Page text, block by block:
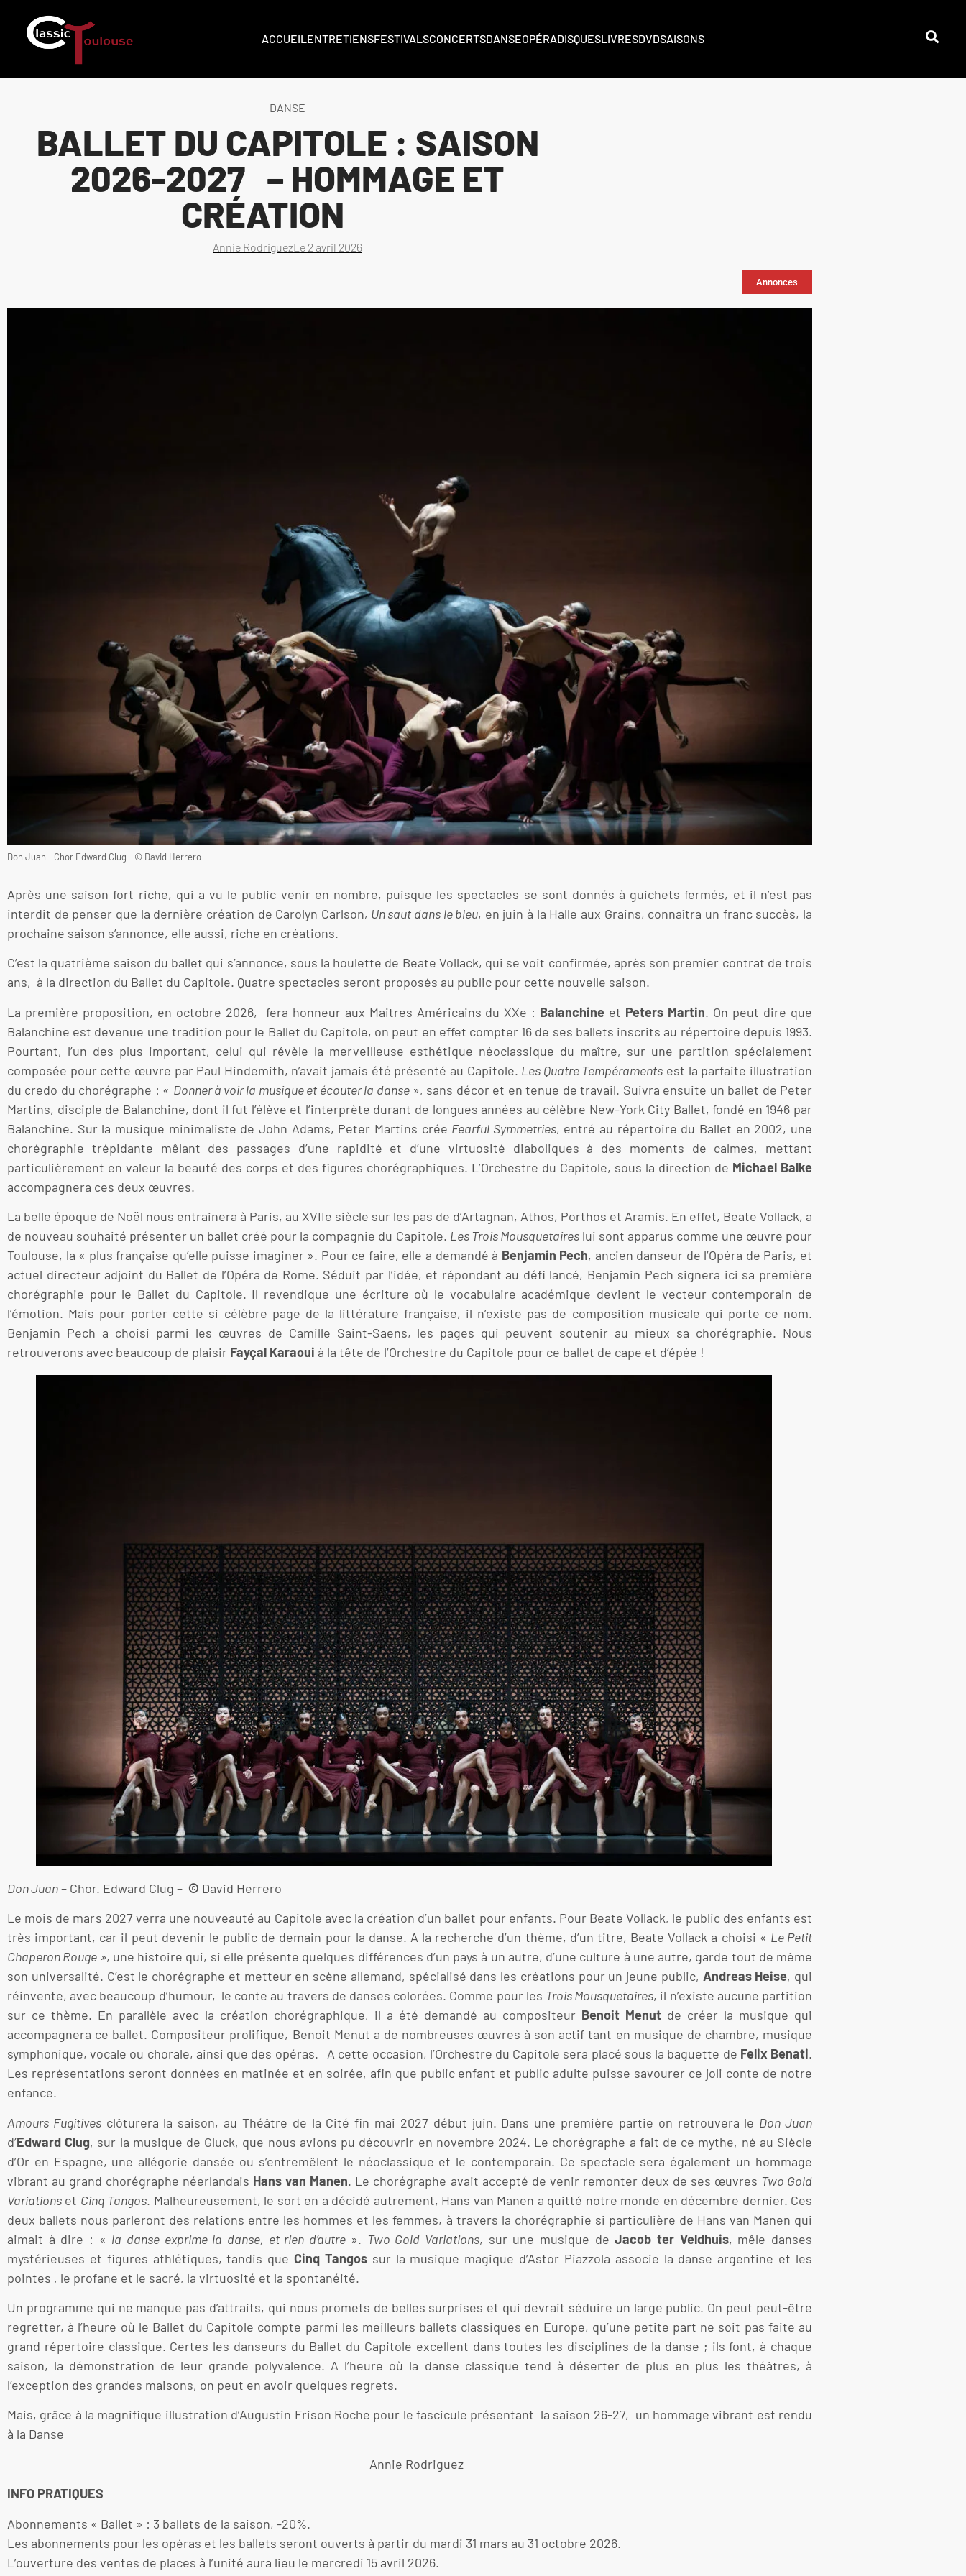
ACCUEILENTRETIENSFESTIVALSCONCERTSDANSEOPÉRADISQUESLIVRESDVDSAISONS
DANSE
BALLET DU CAPITOLE : SAISON
2026-2027 – HOMMAGE ET
CRÉATION
Annie RodriguezLe 2 avril 2026
Annonces
Don Juan - Chor Edward Clug - © David Herrero
Après une saison fort riche, qui a vu le public venir en nombre, puisque les spectacles se sont donnés à guichets fermés, et il n’est pas
interdit de penser que la dernière création de Carolyn Carlson, Un saut dans le bleu, en juin à la Halle aux Grains, connaîtra un franc succès, la
prochaine saison s’annonce, elle aussi, riche en créations.
C’est la quatrième saison du ballet qui s’annonce, sous la houlette de Beate Vollack, qui se voit confirmée, après son premier contrat de trois
ans, à la direction du Ballet du Capitole. Quatre spectacles seront proposés au public pour cette nouvelle saison.
La première proposition, en octobre 2026, fera honneur aux Maitres Américains du XXe : Balanchine et Peters Martin. On peut dire que
Balanchine est devenue une tradition pour le Ballet du Capitole, on peut en effet compter 16 de ses ballets inscrits au répertoire depuis 1993.
Pourtant, l’un des plus important, celui qui révèle la merveilleuse esthétique néoclassique du maître, sur une partition spécialement
composée pour cette œuvre par Paul Hindemith, n’avait jamais été présenté au Capitole. Les Quatre Tempéraments est la parfaite illustration
du credo du chorégraphe : « Donner à voir la musique et écouter la danse», sans décor et en tenue de travail. Suivra ensuite un ballet de Peter
Martins, disciple de Balanchine, dont il fut l’élève et l’interprète durant de longues années au célèbre New-York City Ballet, fondé en 1946 par
Balanchine. Sur la musique minimaliste de John Adams, Peter Martins crée Fearful Symmetries, entré au répertoire du Ballet en 2002, une
chorégraphie trépidante mêlant des passages d’une rapidité et d’une virtuosité diaboliques à des moments de calmes, mettant
particulièrement en valeur la beauté des corps et des figures chorégraphiques. L’Orchestre du Capitole, sous la direction de Michael Balke
accompagnera ces deux œuvres.
La belle époque de Noël nous entrainera à Paris, au XVIIe siècle sur les pas de d’Artagnan, Athos, Porthos et Aramis. En effet, Beate Vollack, a
de nouveau souhaité présenter un ballet créé pour la compagnie du Capitole. Les Trois Mousquetaireslui sont apparus comme une œuvre pour
Toulouse, la « plus française qu’elle puisse imaginer ». Pour ce faire, elle a demandé à Benjamin Pech, ancien danseur de l’Opéra de Paris, et
actuel directeur adjoint du Ballet de l’Opéra de Rome. Séduit par l’idée, et répondant au défi lancé, Benjamin Pech signera ici sa première
chorégraphie pour le Ballet du Capitole. Il revendique une écriture où le vocabulaire académique devient le vecteur contemporain de
l’émotion. Mais pour porter cette si célèbre page de la littérature française, il n’existe pas de composition musicale qui porte ce nom.
Benjamin Pech a choisi parmi les œuvres de Camille Saint-Saens, les pages qui peuvent soutenir au mieux sa chorégraphie. Nous
retrouverons avec beaucoup de plaisir Fayçal Karaoui à la tête de l’Orchestre du Capitole pour ce ballet de cape et d’épée !
Don Juan– Chor. Edward Clug – © David Herrero
Le mois de mars 2027 verra une nouveauté au Capitole avec la création d’un ballet pour enfants. Pour Beate Vollack, le public des enfants est
très important, car il peut devenir le public de demain pour la danse. A la recherche d’un thème, d’un titre, Beate Vollack a choisi « Le Petit
Chaperon Rouge », une histoire qui, si elle présente quelques différences d’un pays à un autre, d’une culture à une autre, garde tout de même
son universalité. C’est le chorégraphe et metteur en scène allemand, spécialisé dans les créations pour un jeune public, Andreas Heise, qui
réinvente, avec beaucoup d’humour, le conte au travers de danses colorées. Comme pour les Trois Mousquetaires, il n’existe aucune partition
sur ce thème. En parallèle avec la création chorégraphique, il a été demandé au compositeur Benoit Menut de créer la musique qui
accompagnera ce ballet. Compositeur prolifique, Benoit Menut a de nombreuses œuvres à son actif tant en musique de chambre, musique
symphonique, vocale ou chorale, ainsi que des opéras. A cette occasion, l’Orchestre du Capitole sera placé sous la baguette de Felix Benati.
Les représentations seront données en matinée et en soirée, afin que public enfant et public adulte puisse savourer ce joli conte de notre
enfance.
Amours Fugitivesclôturera la saison, au Théâtre de la Cité fin mai 2027 début juin. Dans une première partie on retrouvera le Don Juan
d’Edward Clug, sur la musique de Gluck, que nous avions pu découvrir en novembre 2024. Le chorégraphe a fait de ce mythe, né au Siècle
d’Or en Espagne, une allégorie dansée ou s’entremêlent le néoclassique et le contemporain. Ce spectacle sera également un hommage
vibrant au grand chorégraphe néerlandais Hans van Manen. Le chorégraphe avait accepté de venir remonter deux de ses œuvres Two Gold
Variations et Cinq Tangos. Malheureusement, le sort en a décidé autrement, Hans van Manen a quitté notre monde en décembre dernier. Ces
deux ballets nous parleront des relations entre les hommes et les femmes, à travers la chorégraphie si particulière de Hans van Manen qui
aimait à dire : « la danse exprime la danse, et rien d’autre ». Two Gold Variations, sur une musique deJacob ter Veldhuis, mêle danses
mystérieuses et figures athlétiques, tandis queCinq Tangossur la musique magique d’Astor Piazzola associe la danse argentine et les
pointes , le profane et le sacré, la virtuosité et la spontanéité.
Un programme qui ne manque pas d’attraits, qui nous promets de belles surprises et qui devrait séduire un large public. On peut peut-être
regretter, à l’heure où le Ballet du Capitole compte parmi les meilleurs ballets classiques en Europe, qu’une petite part ne soit pas faite au
grand répertoire classique. Certes les danseurs du Ballet du Capitole excellent dans toutes les disciplines de la danse ; ils font, à chaque
saison, la démonstration de leur grande polyvalence. A l’heure où la danse classique tend à déserter de plus en plus les théâtres, à
l’exception des grandes maisons, on peut en avoir quelques regrets.
Mais, grâce à la magnifique illustration d’Augustin Frison Roche pour le fascicule présentant la saison 26-27, un hommage vibrant est rendu
à la Danse
Annie Rodriguez
INFO PRATIQUES
Abonnements « Ballet » : 3 ballets de la saison, -20%.
Les abonnements pour les opéras et les ballets seront ouverts à partir du mardi 31 mars au 31 octobre 2026.
L’ouverture des ventes de places à l’unité aura lieu le mercredi 15 avril 2026.